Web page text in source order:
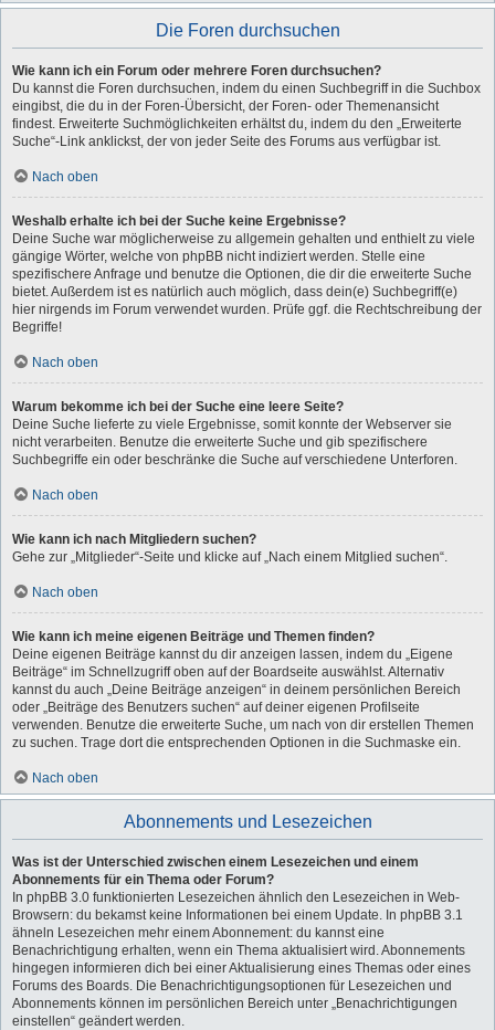
Die Foren durchsuchen
Wie kann ich ein Forum oder mehrere Foren durchsuchen?
Du kannst die Foren durchsuchen, indem du einen Suchbegriff in die Suchbox
eingibst, die du in der Foren-Übersicht, der Foren- oder Themenansicht
findest. Erweiterte Suchmöglichkeiten erhältst du, indem du den „Erweiterte
Suche“-Link anklickst, der von jeder Seite des Forums aus verfügbar ist.
Nach oben
Weshalb erhalte ich bei der Suche keine Ergebnisse?
Deine Suche war möglicherweise zu allgemein gehalten und enthielt zu viele
gängige Wörter, welche von phpBB nicht indiziert werden. Stelle eine
spezifischere Anfrage und benutze die Optionen, die dir die erweiterte Suche
bietet. Außerdem ist es natürlich auch möglich, dass dein(e) Suchbegriff(e)
hier nirgends im Forum verwendet wurden. Prüfe ggf. die Rechtschreibung der
Begriffe!
Nach oben
Warum bekomme ich bei der Suche eine leere Seite?
Deine Suche lieferte zu viele Ergebnisse, somit konnte der Webserver sie
nicht verarbeiten. Benutze die erweiterte Suche und gib spezifischere
Suchbegriffe ein oder beschränke die Suche auf verschiedene Unterforen.
Nach oben
Wie kann ich nach Mitgliedern suchen?
Gehe zur „Mitglieder“-Seite und klicke auf „Nach einem Mitglied suchen“.
Nach oben
Wie kann ich meine eigenen Beiträge und Themen finden?
Deine eigenen Beiträge kannst du dir anzeigen lassen, indem du „Eigene
Beiträge“ im Schnellzugriff oben auf der Boardseite auswählst. Alternativ
kannst du auch „Deine Beiträge anzeigen“ in deinem persönlichen Bereich
oder „Beiträge des Benutzers suchen“ auf deiner eigenen Profilseite
verwenden. Benutze die erweiterte Suche, um nach von dir erstellen Themen
zu suchen. Trage dort die entsprechenden Optionen in die Suchmaske ein.
Nach oben
Abonnements und Lesezeichen
Was ist der Unterschied zwischen einem Lesezeichen und einem
Abonnements für ein Thema oder Forum?
In phpBB 3.0 funktionierten Lesezeichen ähnlich den Lesezeichen in Web-
Browsern: du bekamst keine Informationen bei einem Update. In phpBB 3.1
ähneln Lesezeichen mehr einem Abonnement: du kannst eine
Benachrichtigung erhalten, wenn ein Thema aktualisiert wird. Abonnements
hingegen informieren dich bei einer Aktualisierung eines Themas oder eines
Forums des Boards. Die Benachrichtigungsoptionen für Lesezeichen und
Abonnements können im persönlichen Bereich unter „Benachrichtigungen
einstellen“ geändert werden.